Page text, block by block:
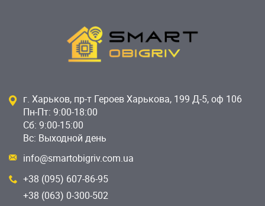
г. Харьков, пр-т Героев Харькова, 199 Д-5, оф 106
Пн-Пт: 9:00-18:00
Сб: 9:00-15:00
Вс: Выходной день
info@smartobigriv.com.ua
+38 (095) 607-86-95
+38 (063) 0-300-502